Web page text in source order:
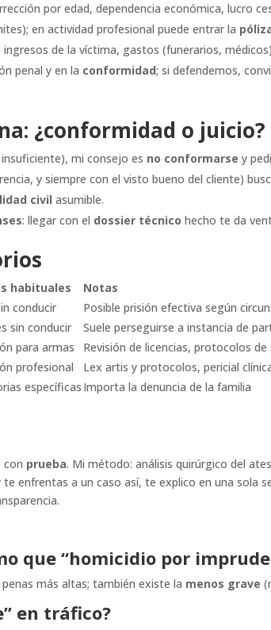
por edad, dependencia económica, lucro
en actividad profesional puede entrar la
de la víctima, gastos (funerarios,
penal y en la conformidad; si defendemos,
¿conformidad o juicio?
mi consejo es no conformarse y
y siempre con el visto bueno del cliente)
civil asumible.
: llegar con el dossier técnico hecho te da
habituales
Notas
conducir
Posible prisión efectiva según
sin conducir
Suele perseguirse a instancia de
para armas
Revisión de licencias, protocolos de
profesional
Lex artis y protocolos, pericial
específicas Importa la denuncia de la familia
con prueba. Mi método: análisis quirúrgico del
enfrentas a un caso así, te explico en una sola
que “homicidio por
más altas; también existe la menos grave
en tráfico?